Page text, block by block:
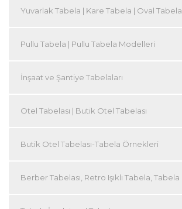
Yuvarlak Tabela | Kare Tabela | Oval Tabela
Pullu Tabela | Pullu Tabela Modelleri
İnşaat ve Şantiye Tabelaları
Otel Tabelası | Butik Otel Tabelası
Butik Otel Tabelası-Tabela Örnekleri
Berber Tabelası, Retro Işıklı Tabela, Tabela